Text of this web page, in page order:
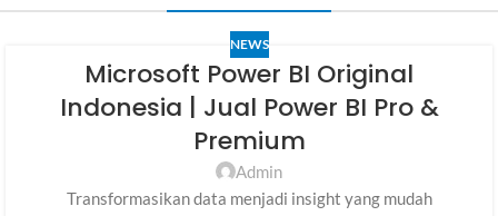
NEWS
Microsoft Power BI Original
Indonesia | Jual Power BI Pro &
Premium
Admin
Transformasikan data menjadi insight yang mudah